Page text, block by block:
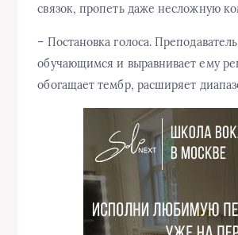
связок, пропеть даже несложную
– Постановка голоса.
обучающимся и выравнивает ему
обогащает тембр, расширяет